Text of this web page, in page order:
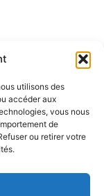
utilisons des
accéder aux
vous nous
de
ou retirer votre
de
ville de